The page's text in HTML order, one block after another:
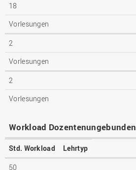
18
Vorlesungen
2
Vorlesungen
2
Vorlesungen
Workload Dozentenungebunden
Std. Workload Lehrtyp
50